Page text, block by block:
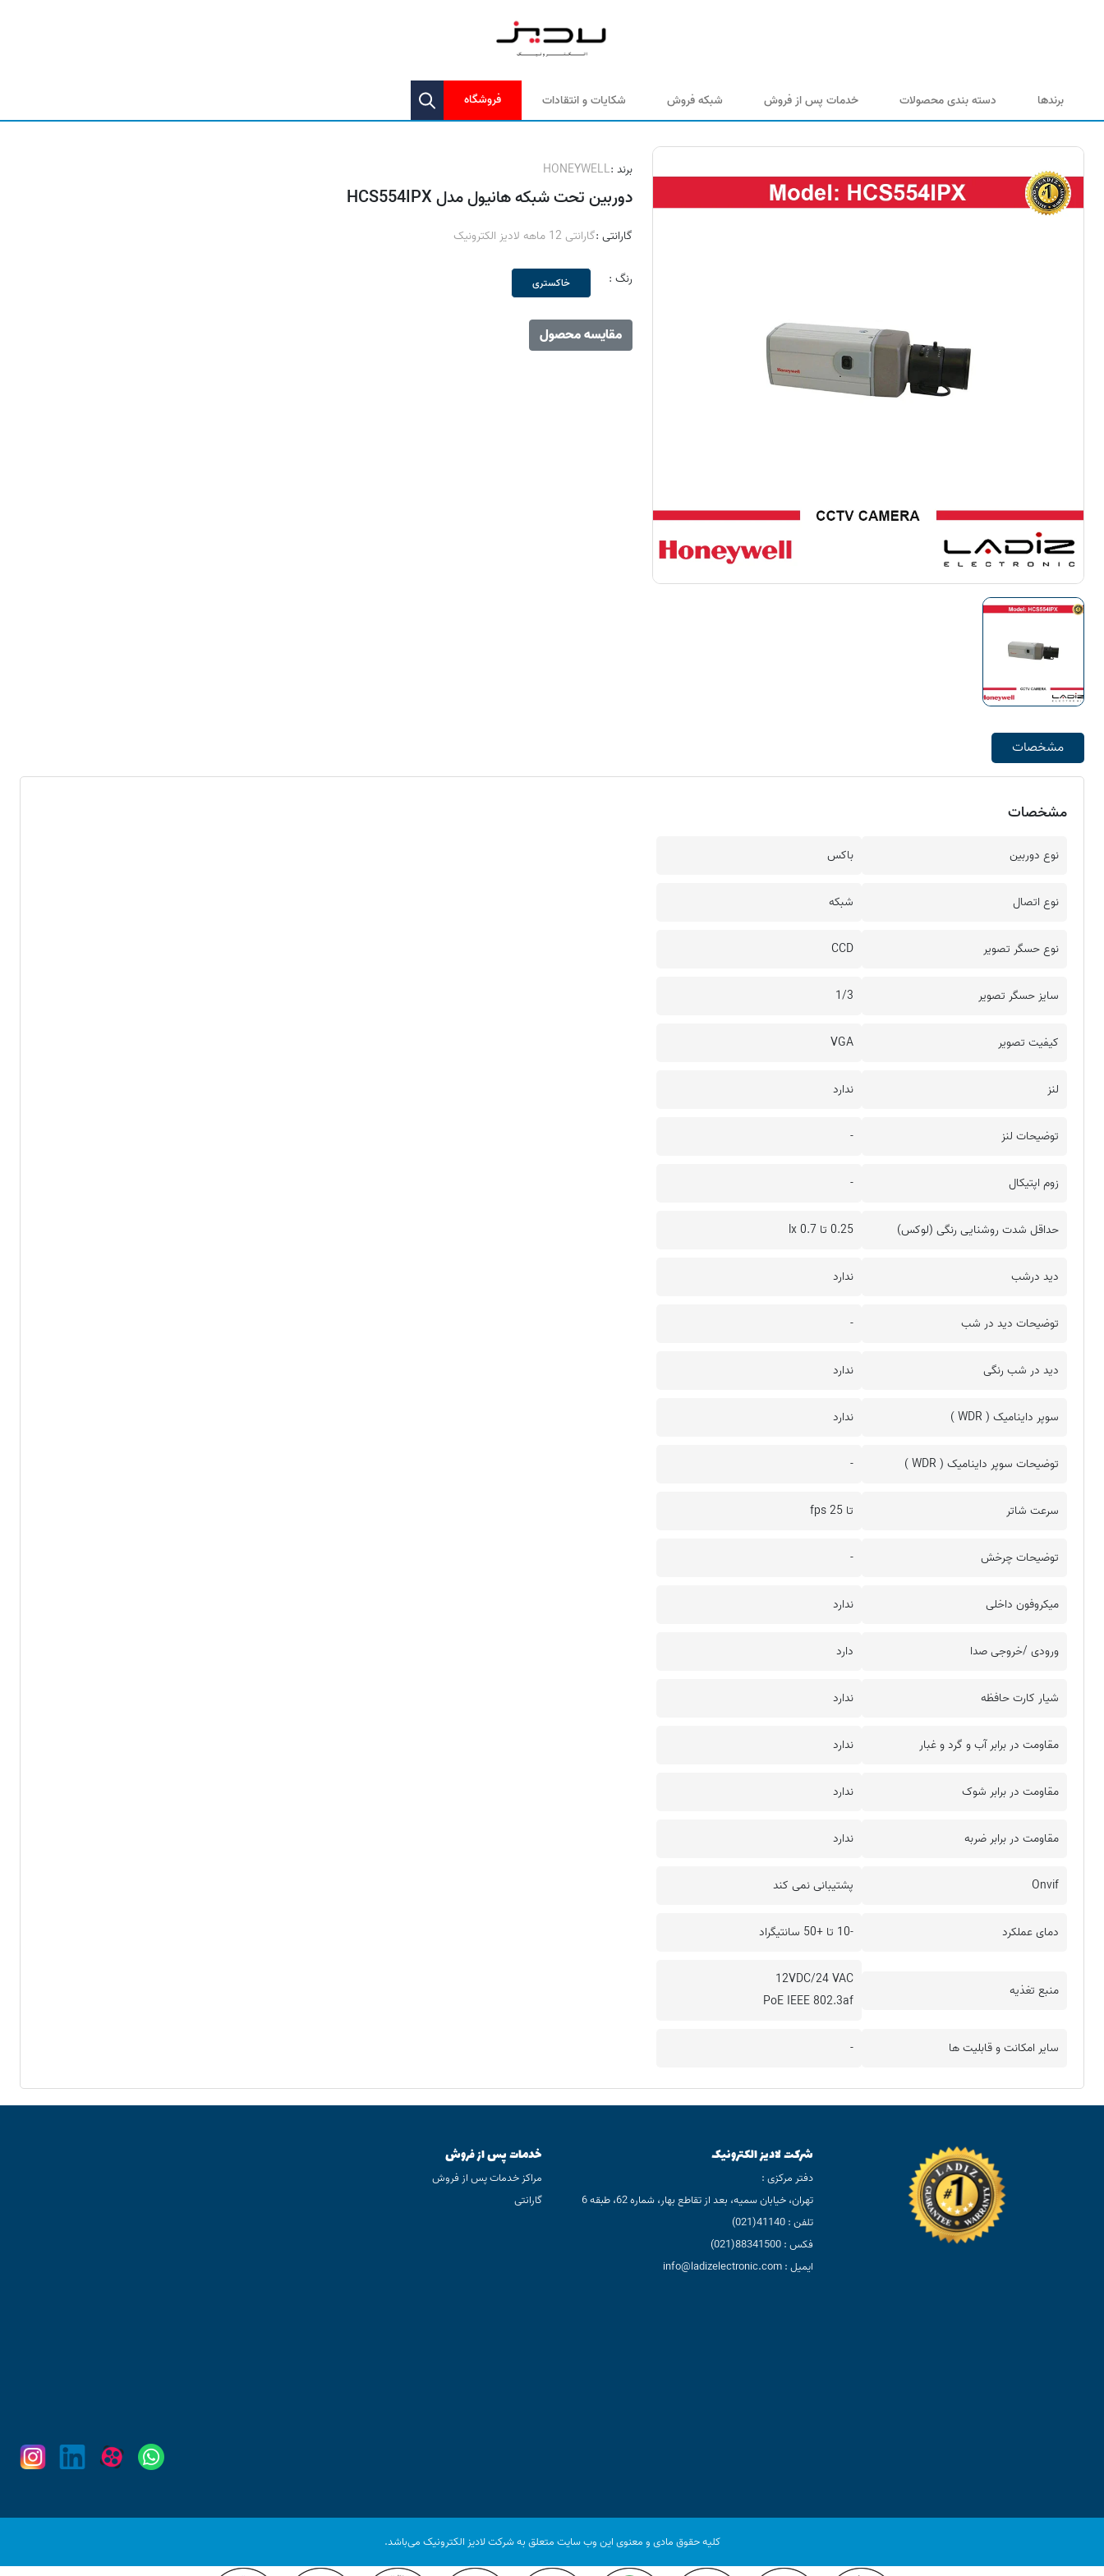
برندها دسته بندی محصولات خدمات پس از فروش شبکه فروش شکایات و انتقادات فروشگاه
برند :HONEYWELL
دوربین تحت شبکه هانیول مدل HCS554IPX
گارانتی :گارانتی 12 ماهه لادیز الکترونیک
رنگ : خاکستری
مقایسه محصول
مشخصات
مشخصات
نوع دوربین باکس
نوع اتصال شبکه
نوع حسگر تصویر CCD
سایز حسگر تصویر 1/3
کیفیت تصویر VGA
لنز ندارد
توضیحات لنز -
زوم اپتیکال -
حداقل شدت روشنایی رنگی (لوکس) 0.25 تا 0.7 lx
دید درشب ندارد
توضیحات دید در شب -
دید در شب رنگی ندارد
سوپر داینامیک ( WDR ) ندارد
توضیحات سوپر داینامیک ( WDR ) -
سرعت شاتر تا 25 fps
توضیحات چرخش -
میکروفون داخلی ندارد
ورودی /خروجی صدا دارد
شیار کارت حافظه ندارد
مقاومت در برابر آب و گرد و غبار ندارد
مقاومت در برابر شوک ندارد
مقاومت در برابر ضربه ندارد
Onvif پشتیبانی نمی کند
دمای عملکرد -10 تا +50 سانتیگراد
منبع تغذیه
12VDC/24 VAC
PoE IEEE 802.3af
سایر امکانت و قابلیت ها -
شرکت لادیز الکترونیک
دفتر مرکزی :
تهران، خیابان سمیه، بعد از تقاطع بهار، شماره 62، طبقه 6
تلفن : 41140(021)
فکس : 88341500(021)
ایمیل : info@ladizelectronic.com
خدمات پس از فروش
مراکز خدمات پس از فروش
گارانتی
کلیه حقوق مادی و معنوی این وب سایت متعلق به شرکت لادیز الکترونیک می‌باشد.